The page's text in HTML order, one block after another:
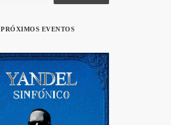
PRÓXIMOS EVENTOS